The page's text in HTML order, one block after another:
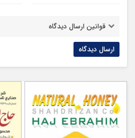
قوانین ارسال دیدگاه